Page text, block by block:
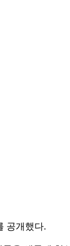
공개했다.